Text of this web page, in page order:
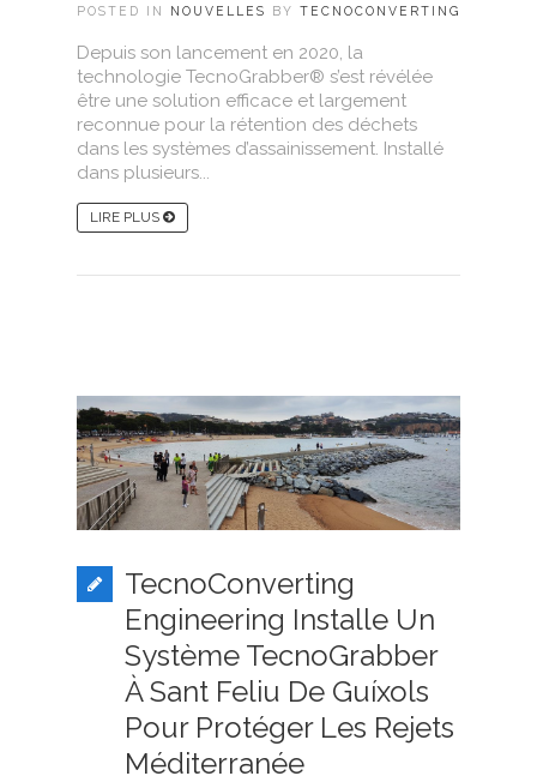
POSTED IN NOUVELLES BY TECNOCONVERTING
Depuis son lancement en 2020, la
technologie TecnoGrabber® s’est révélée
être une solution efficace et largement
reconnue pour la rétention des déchets
dans les systèmes d’assainissement. Installé
dans plusieurs...
LIRE PLUS
TecnoConverting
Engineering Installe Un
Système TecnoGrabber
À Sant Feliu De Guíxols
Pour Protéger Les Rejets
Méditerranée